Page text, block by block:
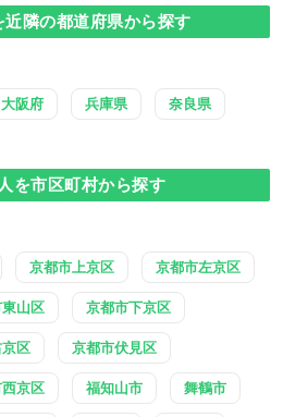
隣の都道府県から探す
大阪府 兵庫県 奈良県
を市区町村から探す
京都市上京区 京都市左京区
山区 京都市下京区
区 京都市伏見区
京区 福知山市 舞鶴市